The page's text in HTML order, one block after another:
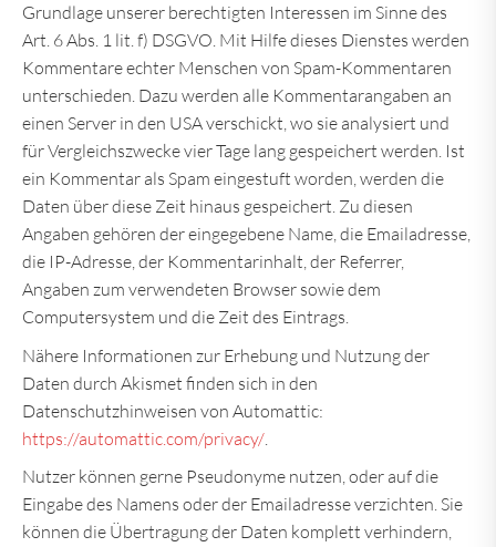
Grundlage unserer berechtigten Interessen im Sinne des
Art. 6 Abs. 1 lit. f) DSGVO. Mit Hilfe dieses Dienstes werden
Kommentare echter Menschen von Spam-Kommentaren
unterschieden. Dazu werden alle Kommentarangaben an
einen Server in den USA verschickt, wo sie analysiert und
für Vergleichszwecke vier Tage lang gespeichert werden. Ist
ein Kommentar als Spam eingestuft worden, werden die
Daten über diese Zeit hinaus gespeichert. Zu diesen
Angaben gehören der eingegebene Name, die Emailadresse,
die IP-Adresse, der Kommentarinhalt, der Referrer,
Angaben zum verwendeten Browser sowie dem
Computersystem und die Zeit des Eintrags.
Nähere Informationen zur Erhebung und Nutzung der
Daten durch Akismet finden sich in den
Datenschutzhinweisen von Automattic:
https://automattic.com/privacy/
Nutzer können gerne Pseudonyme nutzen, oder auf die
Eingabe des Namens oder der Emailadresse verzichten. Sie
können die Übertragung der Daten komplett verhindern,